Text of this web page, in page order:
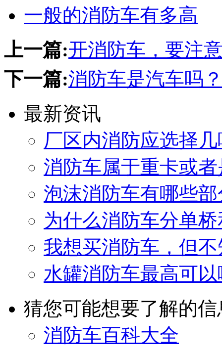
一般的消防车有多高
上一篇:开消防车，要注
下一篇:消防车是汽车吗
最新资讯
厂区内消防应选择
消防车属于重卡或者
泡沫消防车有哪些
为什么消防车分单
我想买消防车，但
水罐消防车最高可
猜您可能想要了解的信
消防车百科大全